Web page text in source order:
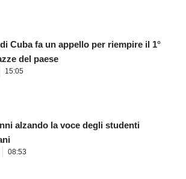
Cuba fa un appello per riempire il 1°
del paese
15:05
alzando la voce degli studenti
08:53